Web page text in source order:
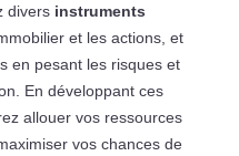
divers instruments
et les actions, et
en pesant les risques et
En développant ces
allouer vos ressources
vos chances de